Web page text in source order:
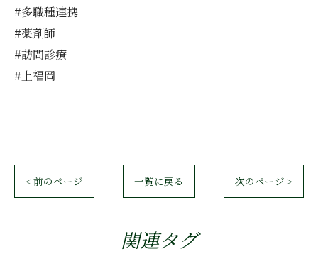
#多職種連携
#薬剤師
#訪問診療
#上福岡
< 前のページ 一覧に戻る 次のページ >
関連タグ